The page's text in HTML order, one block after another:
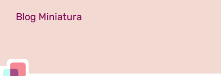
Blog Miniatura